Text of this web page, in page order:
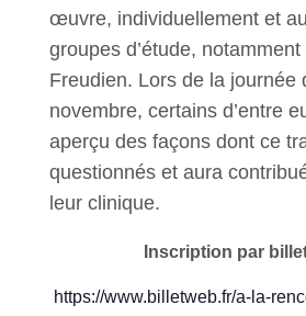
œuvre, individuellement et
groupes d’étude,
Freudien. Lors de la journée
novembre, certains d’entre
aperçu des façons dont ce
questionnés et aura
leur clinique.
Inscription par
https://www.billetweb.fr/a-la-